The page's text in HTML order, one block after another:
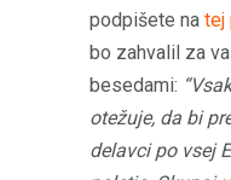
podpišete na tej
bo zahvalil za
besedami:
otežuje, da bi
delavci po vsej